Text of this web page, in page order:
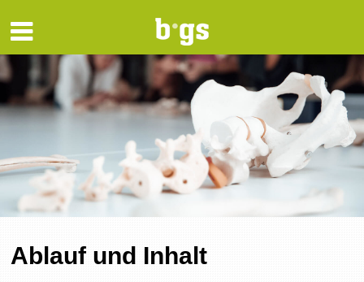
Ablauf und Inhalt